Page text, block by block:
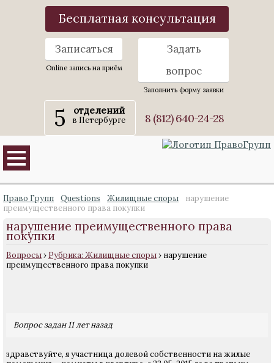
Бесплатная консультация
Записаться
Online запись на приём
Задать
вопрос
Заполнить форму заявки
5 отделений
в Петербурге 8 (812) 640-24-28
Право Групп Questions Жилищные споры
нарушение
преимущественного права покупки
нарушение преимущественного права
покупки
Вопросы› Рубрика: Жилищные споры› нарушение
преимущественного права покупки
Вопрос задан 11 лет назад
здравствуйте, я участница долевой собственности на жилые